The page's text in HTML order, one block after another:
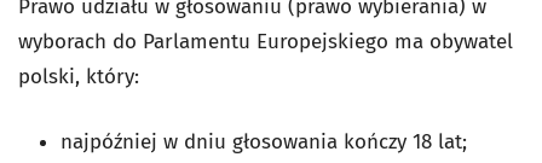
Prawo udziału w głosowaniu (prawo wybierania) w
wyborach do Parlamentu Europejskiego ma obywatel
polski, który:
najpóźniej w dniu głosowania kończy 18 lat;